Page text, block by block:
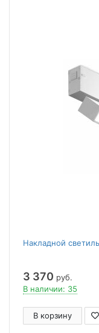
Накладной
3 370 руб.
В наличии: 35
В корзину